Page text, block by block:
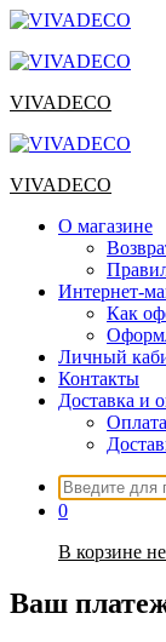
Перейти
содержимому
VIVADECO
VIVADECO
О магазине
Интернет-
Как
Личный
Контакты
Доставка и
Оплата
Искать:
0
В корзине
Ваш платеж